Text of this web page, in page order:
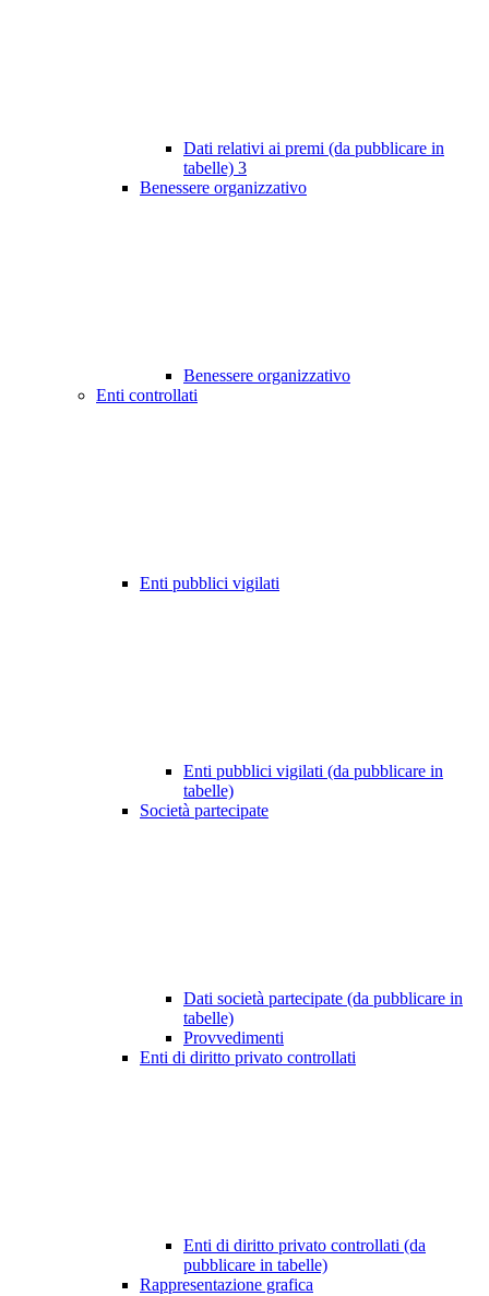
Dati relativi ai premi (da pubblicare in
tabelle) 3
Benessere organizzativo
Benessere organizzativo
Enti controllati
Enti pubblici vigilati
Enti pubblici vigilati (da pubblicare in
tabelle)
Società partecipate
Dati società partecipate (da pubblicare in
tabelle)
Provvedimenti
Enti di diritto privato controllati
Enti di diritto privato controllati (da
pubblicare in tabelle)
Rappresentazione grafica